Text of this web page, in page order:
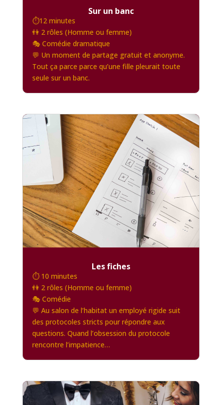
Sur un banc
⏱️12 minutes
👫 2 rôles (Homme ou femme)
🎭 Comédie dramatique
💬 Un moment de partage gratuit et anonyme.
Tout ça parce parce qu’une fille pleurait toute
seule sur un banc.
Les fiches
⏱️ 10 minutes
👫 2 rôles (Homme ou femme)
🎭 Comédie
💬 Au salon de l’habitat un employé rigide suit
des protocoles stricts pour répondre aux
questions. Quand l’obsession du protocole
rencontre l’impatience…